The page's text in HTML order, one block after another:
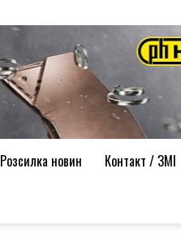
Розсилка новин Контакт / ЗМІ